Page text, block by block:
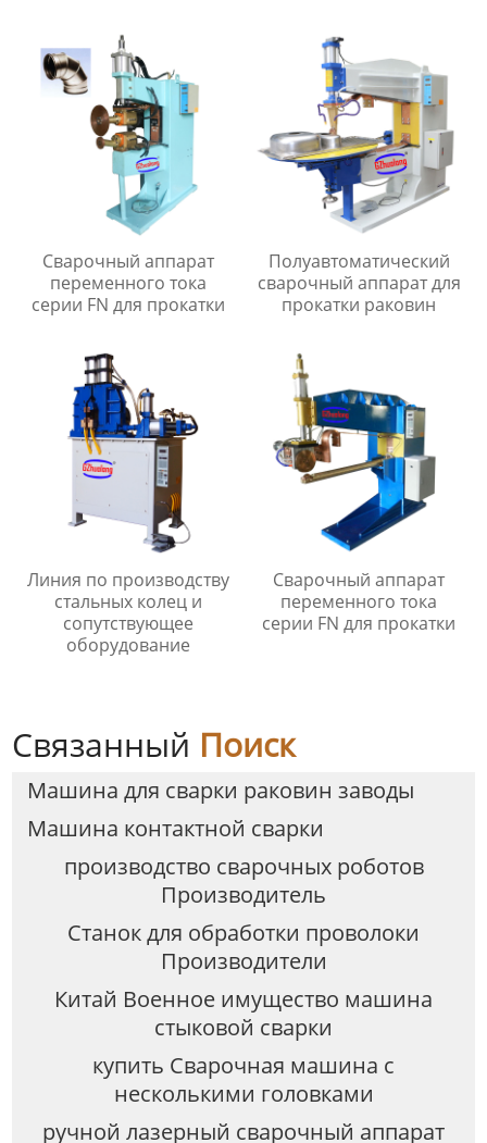
Сварочный аппарат
переменного тока
серии FN для прокатки
Полуавтоматический
сварочный аппарат для
прокатки раковин
Линия по производству
стальных колец и
сопутствующее
оборудование
Сварочный аппарат
переменного тока
серии FN для прокатки
Связанный Поиск
Машина для сварки раковин заводы
Машина контактной сварки
производство сварочных роботов
Производитель
Станок для обработки проволоки
Производители
Китай Военное имущество машина
стыковой сварки
купить Сварочная машина с
несколькими головками
ручной лазерный сварочный аппарат